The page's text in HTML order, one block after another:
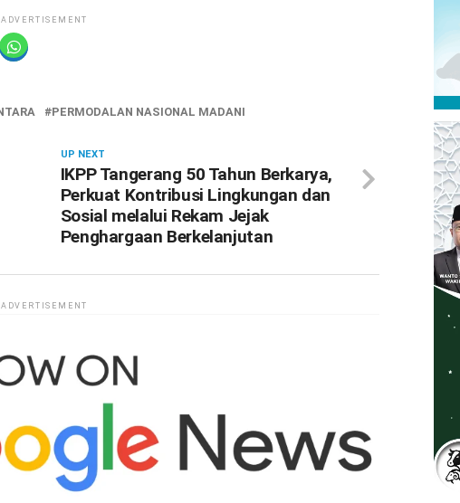
ADVERTISEMENT
PERMODALAN NASIONAL MADANI
UP NEXT
IKPP Tangerang 50 Tahun Berkarya,
Perkuat Kontribusi Lingkungan dan
Sosial melalui Rekam Jejak
Penghargaan Berkelanjutan
ADVERTISEMENT